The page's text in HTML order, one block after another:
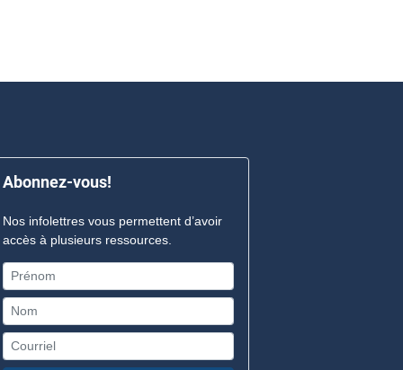
Abonnez-vous!
Nos infolettres vous permettent d’avoir
accès à plusieurs ressources.